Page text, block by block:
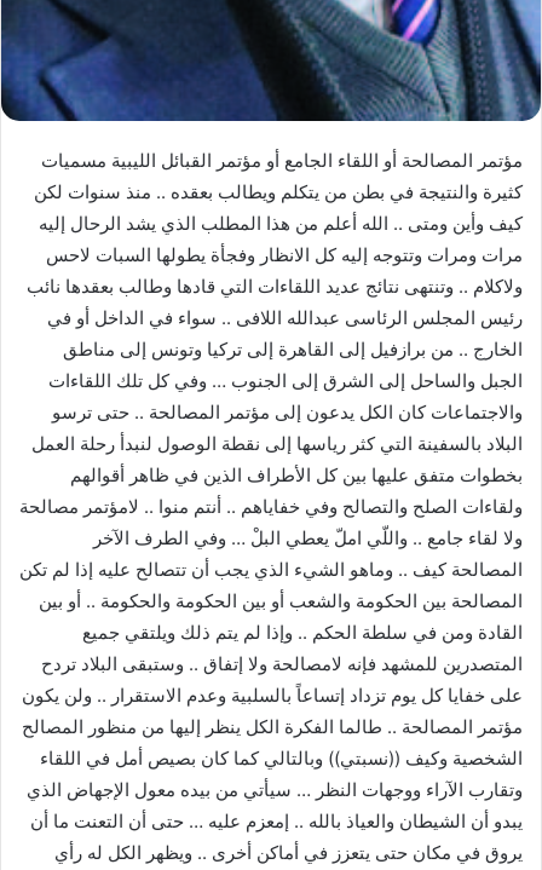
مؤتمر المصالحة أو اللقاء الجامع أو مؤتمر القبائل الليبية مسميات
كثيرة والنتيجة في بطن من يتكلم ويطالب بعقده .. منذ سنوات لكن
كيف وأين ومتى .. الله أعلم من هذا المطلب الذي يشد الرحال إليه
مرات ومرات وتتوجه إليه كل الانظار وفجأة يطولها السبات لاحس
ولاكلام .. وتنتهى نتائج عديد اللقاءات التي قادها وطالب بعقدها نائب
رئيس المجلس الرئاسى عبدالله اللافى .. سواء في الداخل أو في
الخارج .. من برازفيل إلى القاهرة إلى تركيا وتونس إلى مناطق
الجبل والساحل إلى الشرق إلى الجنوب … وفي كل تلك اللقاءات
والاجتماعات كان الكل يدعون إلى مؤتمر المصالحة .. حتى ترسو
البلاد بالسفينة التي كثر رياسها إلى نقطة الوصول لنبدأ رحلة العمل
بخطوات متفق عليها بين كل الأطراف الذين في ظاهر أقوالهم
ولقاءات الصلح والتصالح وفي خفاياهم .. أنتم منوا .. لامؤتمر مصالحة
ولا لقاء جامع .. واللّي املّ يعطي البلْ … وفي الطرف الآخر
المصالحة كيف .. وماهو الشيء الذي يجب أن تتصالح عليه إذا لم تكن
المصالحة بين الحكومة والشعب أو بين الحكومة والحكومة .. أو بين
القادة ومن في سلطة الحكم .. وإذا لم يتم ذلك ويلتقي جميع
المتصدرين للمشهد فإنه لامصالحة ولا إتفاق .. وستبقى البلاد تردح
على خفايا كل يوم تزداد إتساعاً بالسلبية وعدم الاستقرار .. ولن يكون
مؤتمر المصالحة .. طالما الفكرة الكل ينظر إليها من منظور المصالح
الشخصية وكيف ((نسبتي)) وبالتالي كما كان بصيص أمل في اللقاء
وتقارب الآراء ووجهات النظر … سيأتي من بيده معول الإجهاض الذي
يبدو أن الشيطان والعياذ بالله .. إمعزم عليه … حتى أن التعنت ما أن
يروق في مكان حتى يتعزز في أماكن أخرى .. ويظهر الكل له رأي